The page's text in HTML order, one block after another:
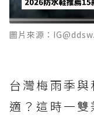
圖片來源：
台灣梅雨季
適？這時一